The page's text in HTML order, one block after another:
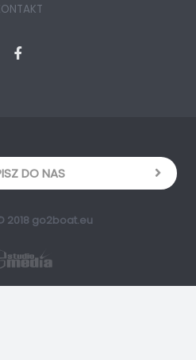
DO NAS
2018 go2boat.eu